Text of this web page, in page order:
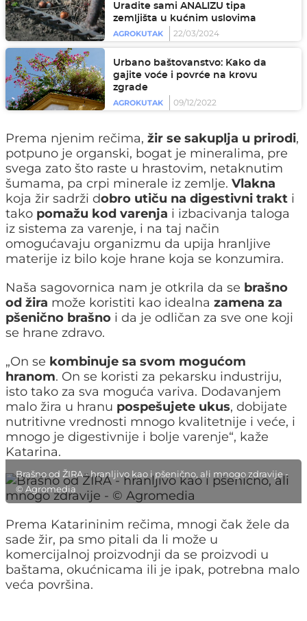
Uradite sami ANALIZU tipa
zemljišta u kućnim uslovima
AGROKUTAK
22/03/2024
Urbano baštovanstvo: Kako da
gajite voće i povrće na krovu
zgrade
AGROKUTAK
09/12/2022
Prema njenim rečima, žir se sakuplja u prirodi,
potpuno je organski, bogat je mineralima, pre
svega zato što raste u hrastovim, netaknutim
šumama, pa crpi minerale iz zemlje. Vlakna
koja žir sadrži dobro utiču na digestivni trakt i
tako pomažu kod varenja i izbacivanja taloga
iz sistema za varenje, i na taj način
omogućavaju organizmu da upija hranljive
materije iz bilo koje hrane koja se konzumira.
Naša sagovornica nam je otkrila da se brašno
od žira može koristiti kao idealna zamena za
pšenično brašno i da je odličan za sve one koji
se hrane zdravo.
„On se kombinuje sa svom mogućom
hranom. On se koristi za pekarsku industriju,
isto tako za sva moguća variva. Dodavanjem
malo žira u hranu pospešujete ukus, dobijate
nutritivne vrednosti mnogo kvalitetnije i veće, i
mnogo je digestivnije i bolje varenje“, kaže
Katarina.
Brašno od ŽIRA - hranljivo kao i pšenično, ali mnogo zdravije -
© Agromedia
Prema Katarininim rečima, mnogi čak žele da
sade žir, pa smo pitali da li može u
komercijalnoj proizvodnji da se proizvodi u
baštama, okućnicama ili je ipak, potrebna malo
veća površina.